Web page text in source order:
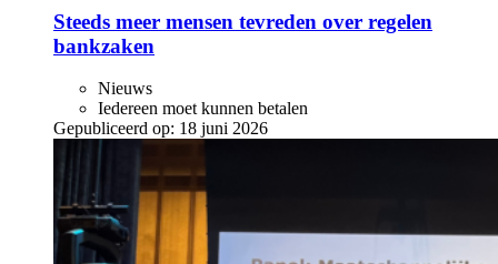
Steeds meer mensen tevreden over regelen
bankzaken
Nieuws
Iedereen moet kunnen betalen
Gepubliceerd op: 18 juni 2026